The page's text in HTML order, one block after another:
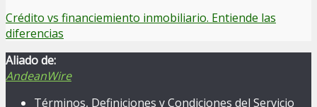
Crédito vs financiemiento inmobiliario. Entiende las
diferencias
Aliado de:
AndeanWire
Términos, Definiciones y Condiciones del Servicio